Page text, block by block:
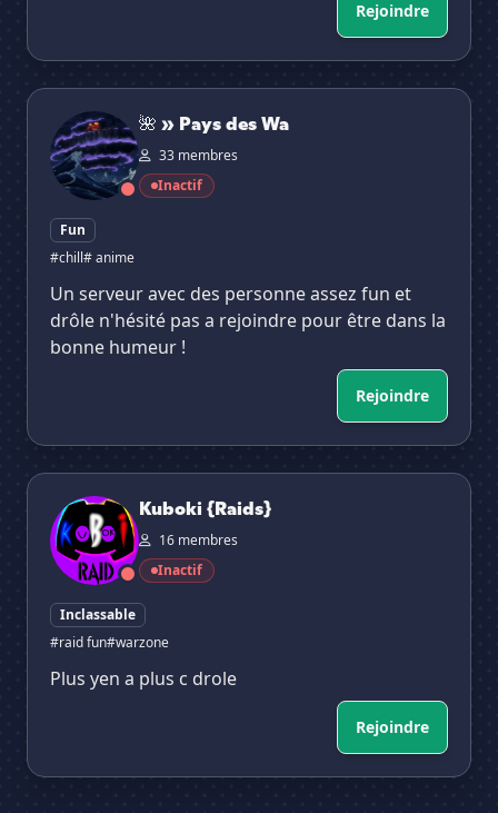
Rejoindre
🌺 » Pays des Wa
🌺 » Pays des Wa
33 membres
Inactif
Fun
#chill# anime
Un serveur avec des personne assez fun et
drôle n'hésité pas a rejoindre pour être dans la
bonne humeur !
Rejoindre
Kuboki {Raids}
Kuboki {Raids}
16 membres
Inactif
Inclassable
#raid fun#warzone
Plus yen a plus c drole
Rejoindre